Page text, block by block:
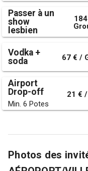
Passer à un
show
lesbien
Vodka +
soda
67 € /
Airport
Drop-off
Min. 6 Potes
21 €
Photos des